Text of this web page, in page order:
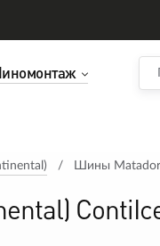
Шины Matador